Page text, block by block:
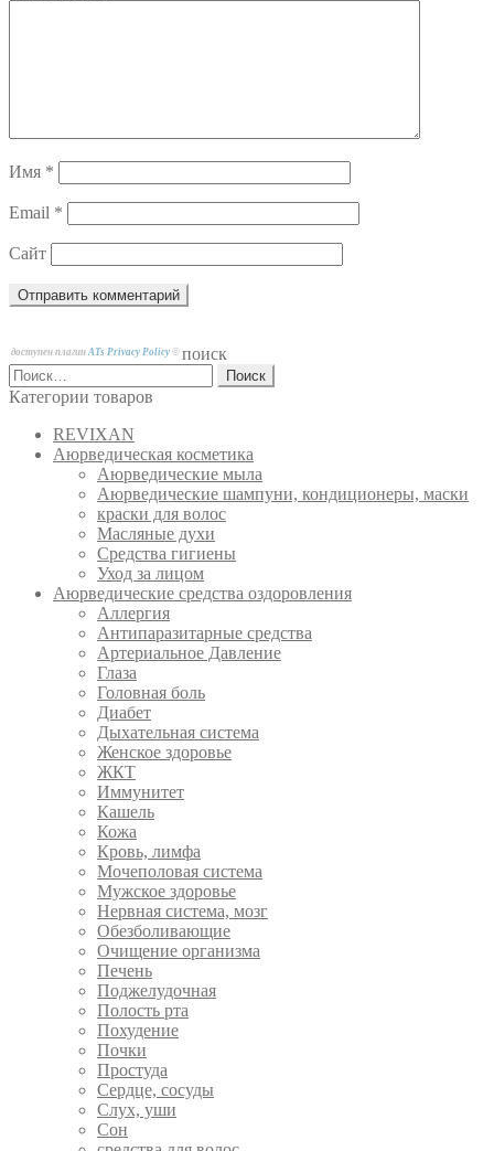
Имя *
Email *
Сайт
доступен плагин ATs Privacy Policy © поиск
Найти:
Категории товаров
REVIXAN
Аюрведическая косметика
Аюрведические мыла
Аюрведические шампуни, кондиционеры, маски
краски для волос
Масляные духи
Средства гигиены
Уход за лицом
Аюрведические средства оздоровления
Аллергия
Антипаразитарные средства
Артериальное Давление
Глаза
Головная боль
Диабет
Дыхательная система
Женское здоровье
ЖКТ
Иммунитет
Кашель
Кожа
Кровь, лимфа
Мочеполовая система
Мужское здоровье
Нервная система, мозг
Обезболивающие
Очищение организма
Печень
Поджелудочная
Полость рта
Похудение
Почки
Простуда
Сердце, сосуды
Слух, уши
Сон